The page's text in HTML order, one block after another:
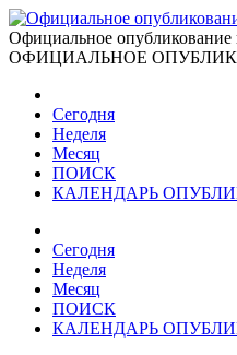
Официальное опубликование
ОФИЦИАЛЬНОЕ
Сегодня
Неделя
Месяц
ПОИСК
КАЛЕНДАРЬ
Сегодня
Неделя
Месяц
ПОИСК
КАЛЕНДАРЬ